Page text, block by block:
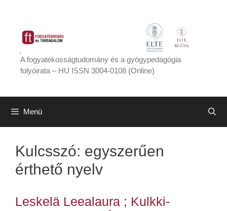
tartalomba
A fogyatékosságtudomány és a gyógypedagógia
folyóirata – HU ISSN 3004-0108 (Online)
Menü
Kulcsszó: egyszerűen
érthető nyelv
Leskelä Leealaura ; Kulkki-